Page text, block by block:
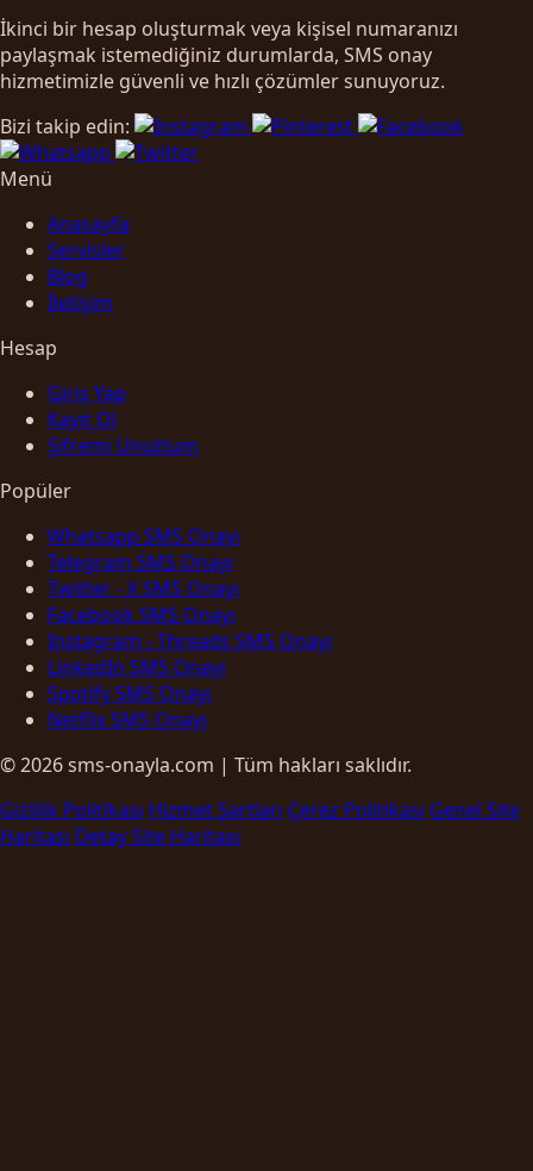
İkinci bir hesap oluşturmak veya kişisel numaranızı
paylaşmak istemediğiniz durumlarda, SMS onay
hizmetimizle güvenli ve hızlı çözümler sunuyoruz.
Bizi takip edin:
Menü
Anasayfa
Servisler
Blog
İletişim
Hesap
Giriş Yap
Kayıt Ol
Şifremi Unuttum
Popüler
Whatsapp SMS Onayı
Telegram SMS Onayı
Twitter - X SMS Onayı
Facebook SMS Onayı
Instagram - Threads SMS Onayı
LinkedIn SMS Onayı
Spotify SMS Onayı
Netflix SMS Onayı
© 2026 sms-onayla.com | Tüm hakları saklıdır.
Gizlilik Politikası Hizmet Şartları Çerez Politikası Genel Site
Haritası Detay Site Haritası